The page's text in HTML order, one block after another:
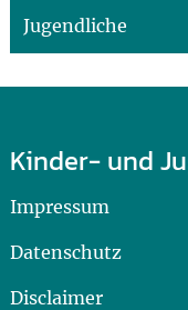
Jugendliche
Kinder- und
Impressum
Datenschutz
Disclaimer